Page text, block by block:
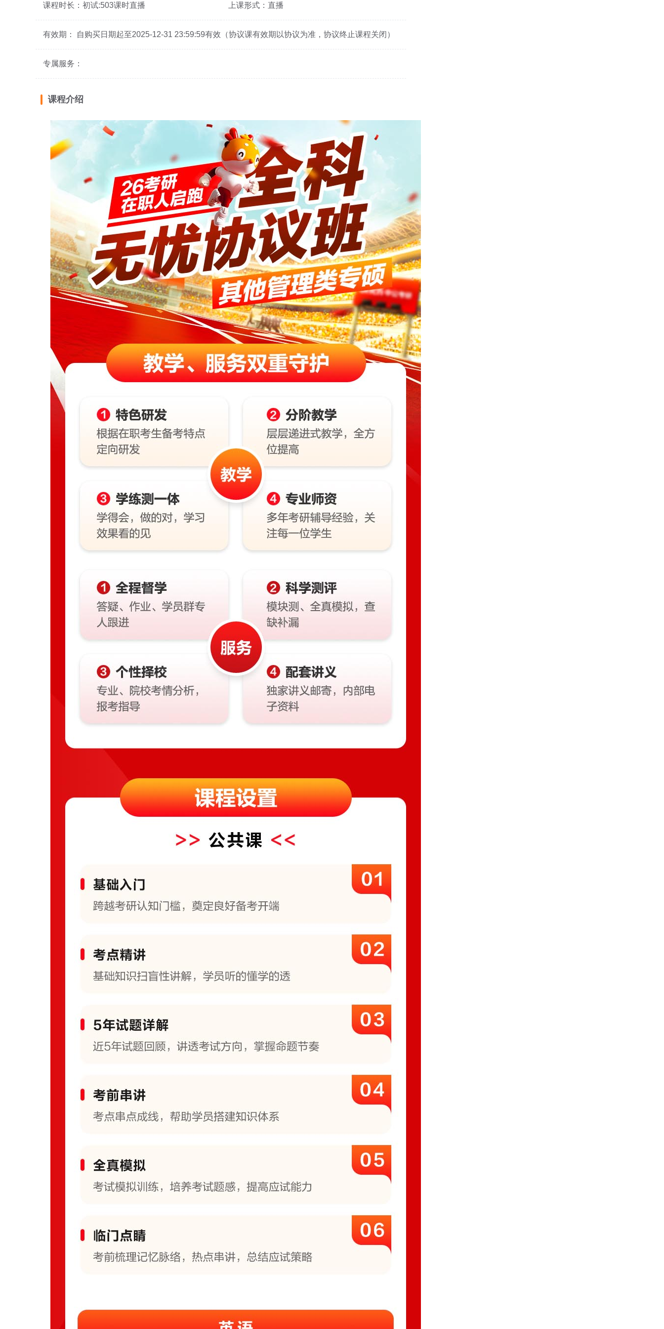
课程时长：初试:503课时直播 上课形式：直播
有效期： 自购买日期起至2025-12-31 23:59:59有效（协议课有效期以协议为准，协议终止课程关闭）
专属服务：
课程介绍